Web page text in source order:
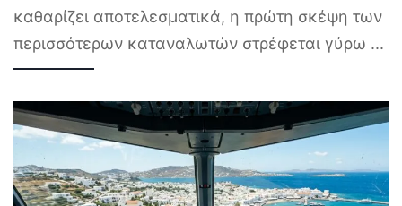
καθαρίζει αποτελεσματικά, η πρώτη σκέψη των
περισσότερων καταναλωτών στρέφεται γύρω ...